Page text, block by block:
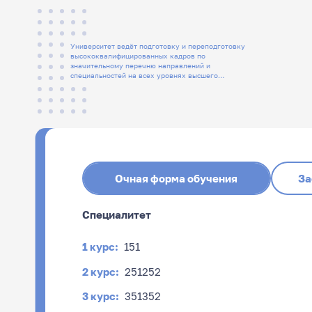
Университет ведёт подготовку и переподготовку
высококвалифицированных кадров по
значительному перечню направлений и
специальностей на всех уровнях высшего
образования, а также СПО
Очная форма обучения
Специалитет
1 курс: 151
2 курс: 251252
3 курс: 351352